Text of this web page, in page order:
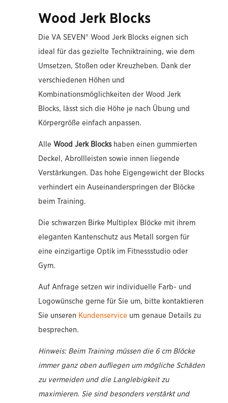
Wood Jerk Blocks
Die VA SEVEN® Wood Jerk Blocks eignen sich
ideal für das gezielte Techniktraining, wie dem
Umsetzen, Stoßen oder Kreuzheben. Dank der
verschiedenen Höhen und
Kombinationsmöglichkeiten der Wood Jerk
Blocks, lässt sich die Höhe je nach Übung und
Körpergröße einfach anpassen.
Alle Wood Jerk Blockshaben einen gummierten
Deckel, Abrollleisten sowie innen liegende
Verstärkungen. Das hohe Eigengewicht der Blocks
verhindert ein Auseinanderspringen der Blöcke
beim Training.
Die schwarzen Birke Multiplex Blöcke mit ihrem
eleganten Kantenschutz aus Metall sorgen für
eine einzigartige Optik im Fitnessstudio oder
Gym.
Auf Anfrage setzen wir individuelle Farb- und
Logowünsche gerne für Sie um, bitte kontaktieren
Sie unseren Kundenservice um genaue Details zu
besprechen.
Hinweis: Beim Training müssen die 6 cm Blöcke
immer ganz oben aufliegen um mögliche Schäden
zu vermeiden und die Langlebigkeit zu
maximieren. Sie sind besonders verstärkt und